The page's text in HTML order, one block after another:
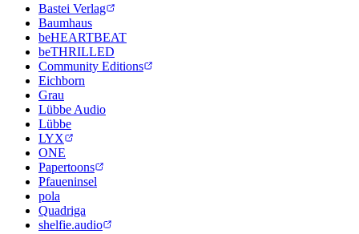
Bastei Verlag
Baumhaus
beHEARTBEAT
beTHRILLED
Community Editions
Eichborn
Grau
Lübbe Audio
Lübbe
LYX
ONE
Papertoons
Pfaueninsel
pola
Quadriga
shelfie.audio